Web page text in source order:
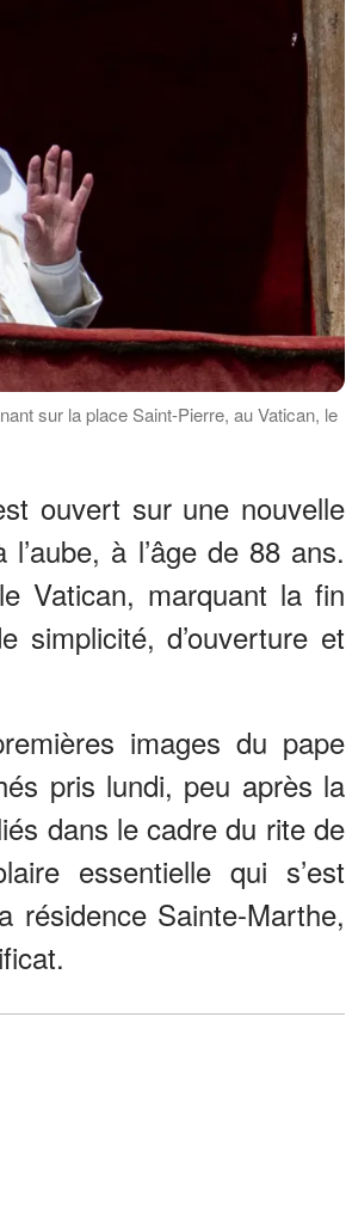
sur la place Saint-Pierre, au Vatican, le
ouvert sur une nouvelle
à l’âge de 88 ans.
Vatican, marquant la fin
simplicité, d’ouverture et
images du pape
pris lundi, peu après la
dans le cadre du rite de
essentielle qui s’est
résidence Sainte-Marthe,